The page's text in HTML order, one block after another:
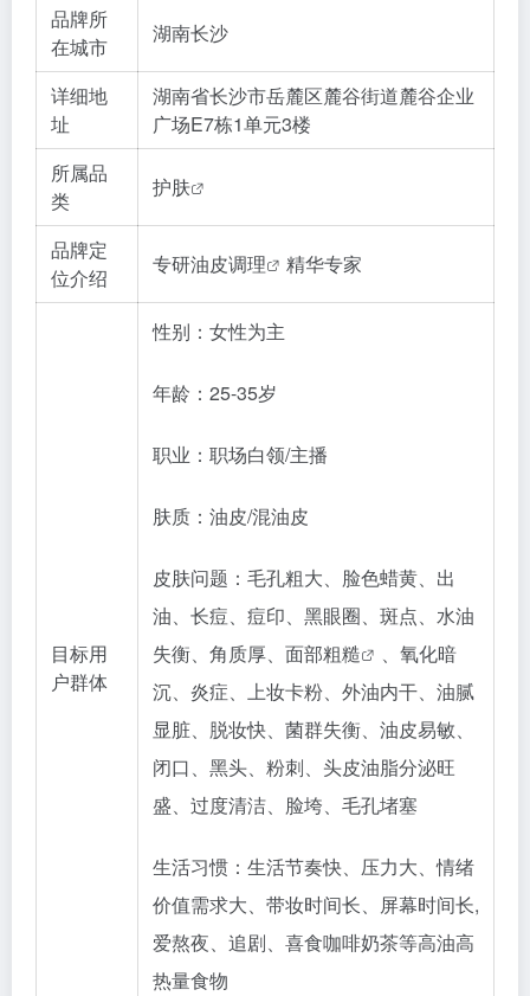
品牌所
在城市
湖南长沙
详细地
址
湖南省长沙市岳麓区麓谷街道麓谷企业
广场E7栋1单元3楼
所属品
类
护肤
品牌定
位介绍
专研油皮调理 精华专家
目标用
户群体
性别：女性为主
年龄：25-35岁
职业：职场白领/主播
肤质：油皮/混油皮
皮肤问题：毛孔粗大、脸色蜡黄、出
油、长痘、痘印、黑眼圈、斑点、水油
失衡、角质厚、面部粗糙
、氧化暗
沉、炎症、上妆卡粉、外油内干、油腻
显脏、脱妆快、菌群失衡、油皮易敏、
闭口、黑头、粉刺、头皮油脂分泌旺
盛、过度清洁、脸垮、毛孔堵塞
生活习惯：生活节奏快、压力大、情绪
价值需求大、带妆时间长、屏幕时间长,
爱熬夜、追剧、喜食咖啡奶茶等高油高
热量食物